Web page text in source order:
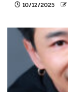
10/12/2025